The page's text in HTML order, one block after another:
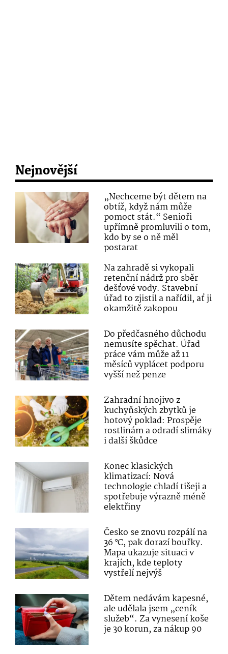
Nejnovější
„Nechceme být dětem na
obtíž, když nám může
pomoct stát.“ Senioři
upřímně promluvili o tom,
kdo by se o ně měl
postarat
Na zahradě si vykopali
retenční nádrž pro sběr
dešťové vody. Stavební
úřad to zjistil a nařídil, ať ji
okamžitě zakopou
Do předčasného důchodu
nemusíte spěchat. Úřad
práce vám může až 11
měsíců vyplácet podporu
vyšší než penze
Zahradní hnojivo z
kuchyňských zbytků je
hotový poklad: Prospěje
rostlinám a odradí slimáky
i další škůdce
Konec klasických
klimatizací: Nová
technologie chladí tišeji a
spotřebuje výrazně méně
elektřiny
Česko se znovu rozpálí na
36 °C, pak dorazí bouřky.
Mapa ukazuje situaci v
krajích, kde teploty
vystřelí nejvýš
Dětem nedávám kapesné,
ale udělala jsem „ceník
služeb“. Za vynesení koše
je 30 korun, za nákup 90